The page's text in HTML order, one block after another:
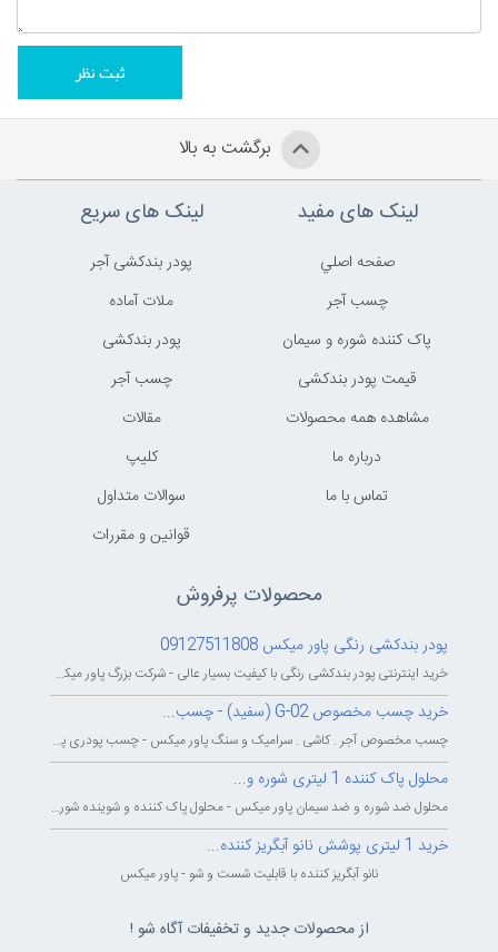
برگشت به بالا
لینک های مفید
صفحه اصلي
چسب آجر
پاک کننده شوره و سیمان
قیمت پودر بندکشی
مشاهده همه محصولات
درباره ما
تماس با ما
لینک های سریع
پودر بندکشی آجر
ملات آماده
پودر بندکشی
چسب آجر
مقالات
کليپ
سوالات متداول
قوانين و مقررات
محصولات پرفروش
پودر بندکشی رنگی پاور میکس 09127511808
خرید اینترنتی پودر بندکشی رنگی با کیفیت بسیار عالی - شرکت بزرگ پاور میکس...
خرید چسب مخصوص G-02 (سفید) - چسب...
چسب مخصوص آجر . کاشی . سرامیک و سنگ پاور میکس - چسب پودری پاورمیکس - چسب...
محلول پاک کننده 1 لیتری شوره و...
محلول ضد شوره و ضد سیمان پاور میکس - محلول پاک کننده و شوینده شوره و سیمان...
خرید 1 لیتری پوشش نانو آبگریز کننده...
نانو آبگریز کننده با قابلیت شست و شو - پاور میکس
از محصولات جدید و تخفیفات آگاه شو !